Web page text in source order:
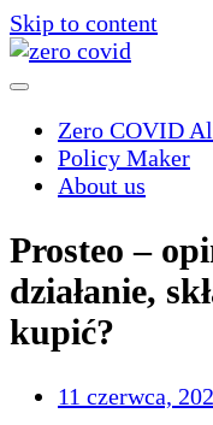
Skip to content
Zero COVID
Policy Maker
About us
Prosteo –
działanie,
kupić?
11 czerwca,